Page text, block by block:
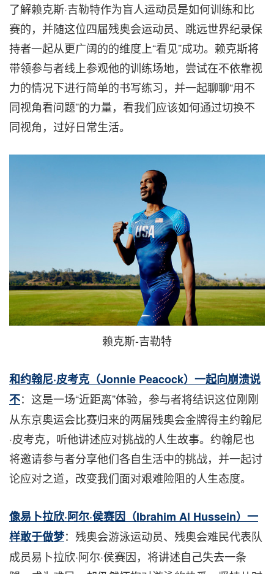
了解赖克斯·吉勒特作为盲人运动员是如何训练和比
赛的，并随这位四届残奥会运动员、跳远世界纪录保
持者一起从更广阔的的维度上“看见”成功。赖克斯将
带领参与者线上参观他的训练场地，尝试在不依靠视
力的情况下进行简单的书写练习，并一起聊聊“用不
同视角看问题”的力量，看我们应该如何通过切换不
同视角，过好日常生活。
赖克斯-吉勒特
和约翰尼·皮考克（Jonnie Peacock）一起向崩溃说
不：这是一场“近距离”体验，参与者将结识这位刚刚
从东京奥运会比赛归来的两届残奥会金牌得主约翰尼
·皮考克，听他讲述应对挑战的人生故事。约翰尼也
将邀请参与者分享他们各自生活中的挑战，并一起讨
论应对之道，改变我们面对艰难险阻的人生态度。
像易卜拉欣·阿尔·侯赛因（Ibrahim Al Hussein）一
样敢于做梦：残奥会游泳运动员、残奥会难民代表队
成员易卜拉欣·阿尔·侯赛因，将讲述自己失去一条